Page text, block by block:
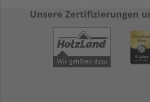
Unsere Zertifizierungen